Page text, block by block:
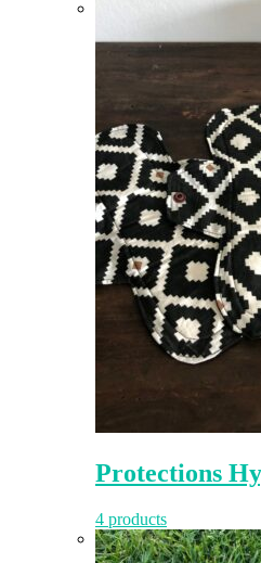
Protections
4 products